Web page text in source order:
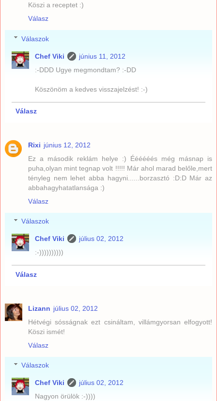
Köszi a receptet :)
Válasz
Válaszok
Chef Viki
június 11, 2012
:-DDD Ugye megmondtam? :-DD
Köszönöm a kedves visszajelzést! :-)
Válasz
Rixi június 12, 2012
Ez a második reklám helye :) Éééééés még másnap is
puha,olyan mint tegnap volt !!!!! Már ahol marad belőle,mert
tényleg nem lehet abba hagyni......borzasztó :D:D Már az
abbahagyhatatlansága :)
Válasz
Válaszok
Chef Viki
július 02, 2012
:-))))))))))
Válasz
Lizann július 02, 2012
Hétvégi sósságnak ezt csináltam, villámgyorsan elfogyott!
Köszi ismét!
Válasz
Válaszok
Chef Viki
július 02, 2012
Nagyon örülök :-))))